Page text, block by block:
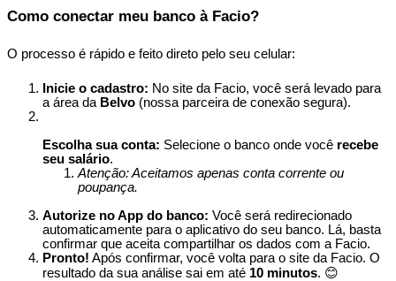
Como conectar meu banco à Facio?
O processo é rápido e feito direto pelo seu celular:
Inicie o cadastro: No site da Facio, você será levado para
a área da Belvo (nossa parceira de conexão segura).
Escolha sua conta: Selecione o banco onde você recebe
seu salário.
Atenção:Aceitamos apenas conta corrente ou
poupança.
Autorize noApp do banco: Você será redirecionado
automaticamente para o aplicativo do seu banco. Lá, basta
confirmar que aceita compartilhar os dados com a Facio.
Pronto! Após confirmar, você volta para o site da Facio. O
resultado da sua aná lise sai em até 10 minutos. 